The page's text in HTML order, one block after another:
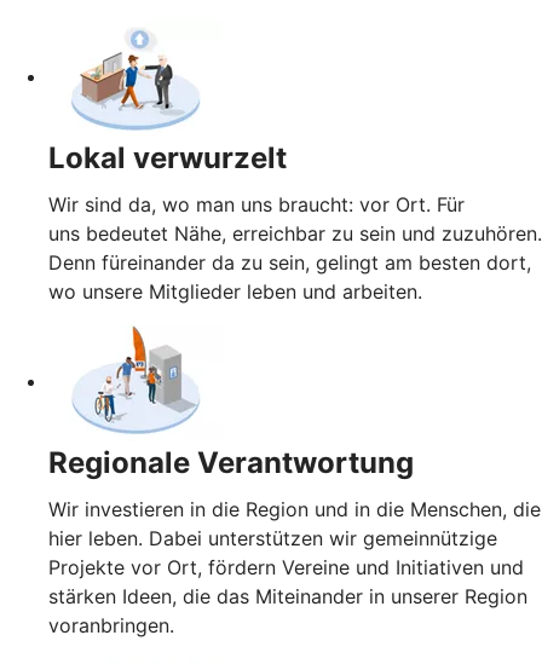
Lokal verwurzelt
Wir sind da, wo man uns braucht: vor Ort. Für
uns bedeutet Nähe, erreichbar zu sein und zuzuhören.
Denn füreinander da zu sein, gelingt am besten dort,
wo unsere Mitglieder leben und arbeiten.
Regionale Verantwortung
Wir investieren in die Region und in die Menschen, die
hier leben. Dabei unterstützen wir gemeinnützige
Projekte vor Ort, fördern Vereine und Initiativen und
stärken Ideen, die das Miteinander in unserer Region
voranbringen.